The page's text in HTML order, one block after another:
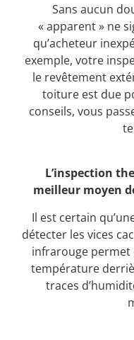
Sans aucun
« apparent » ne
qu’acheteur
exemple, votre
le revêtement
toiture est due
conseils, vous
L’inspection
meilleur moyen
Il est certain
détecter les vices
infrarouge permet
température
traces